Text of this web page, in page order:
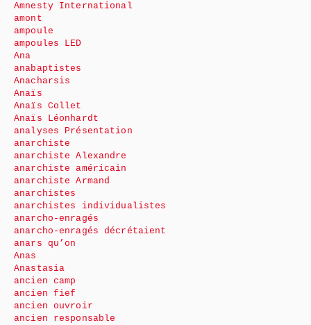
Amnesty International
amont
ampoule
ampoules LED
Ana
anabaptistes
Anacharsis
Anaïs
Anaïs Collet
Anaïs Léonhardt
analyses Présentation
anarchiste
anarchiste Alexandre
anarchiste américain
anarchiste Armand
anarchistes
anarchistes individualistes
anarcho-enragés
anarcho-enragés décrétaient
anars qu’on
Anas
Anastasia
ancien camp
ancien fief
ancien ouvroir
ancien responsable